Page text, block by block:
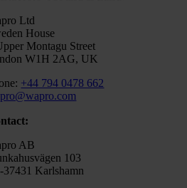
Ltd
House
Montagu Street
W1H 2AG, UK
+44 794 0478 662
AB
103
37431 Karlshamn